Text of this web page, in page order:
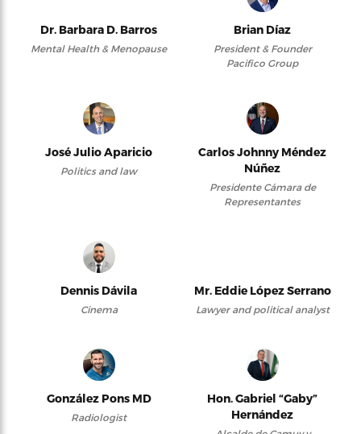
Dr. Barbara D. Barros
Mental Health & Menopause
Brian Díaz
President & Founder
Pacifico Group
José Julio Aparicio
Politics and law
Carlos Johnny Méndez
Núñez
Presidente Cámara de
Representantes
Dennis Dávila
Cinema
Mr. Eddie López Serrano
Lawyer and political analyst
González Pons MD
Radiologist
Hon. Gabriel “Gaby”
Hernández